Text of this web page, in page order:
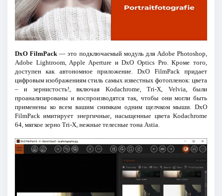
DxO FilmPack— это подключаемый модуль для Adobe Photoshop,
Adobe Lightroom, Apple Aperture и DxO Optics Pro. Кроме того,
доступен как автономное приложение. DxO FilmPack придает
цифровым изображениям стиль самых известных фотопленок: цвета
– и зернистость!, включая Kodachrome, Tri-X, Velvia, были
проанализированы и воспроизводятся так, чтобы они могли быть
применены ко всем вашим снимкам одним щелчком мыши. DxO
FilmPack имитирует энергичные, насыщенные цвета Kodachrome
64, мягкое зерно Tri-X, нежные телесные тона Astia.